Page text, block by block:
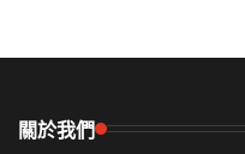
關於我們